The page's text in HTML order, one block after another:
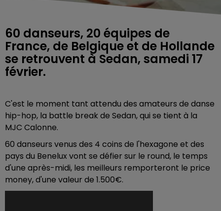
60 danseurs, 20 équipes de
France, de Belgique et de Hollande
se retrouvent à Sedan, samedi 17
février.
C'est le moment tant attendu des amateurs de danse
hip-hop, la battle break de Sedan, qui se tient à la
MJC Calonne.
60 danseurs venus des 4 coins de l'hexagone et des
pays du Benelux vont se défier sur le round, le temps
d'une après-midi, les meilleurs remporteront le price
money, d'une valeur de 1.500€.